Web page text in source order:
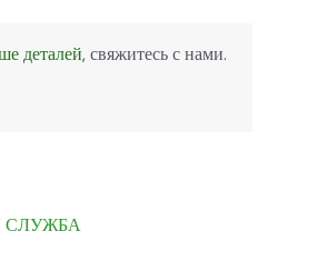
деталей, свяжитесь с нами.
СЛУЖБА